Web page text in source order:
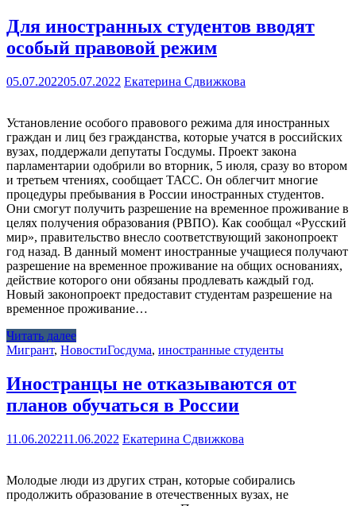
Для иностранных студентов вводят
особый правовой режим
05.07.202205.07.2022 Екатерина Сдвижкова
Установление особого правового режима для иностранных
граждан и лиц без гражданства, которые учатся в российских
вузах, поддержали депутаты Госдумы. Проект закона
парламентарии одобрили во вторник, 5 июля, сразу во втором
и третьем чтениях, сообщает ТАСС. Он облегчит многие
процедуры пребывания в России иностранных студентов.
Они смогут получить разрешение на временное проживание в
целях получения образования (РВПО). Как сообщал «Русский
мир», правительство внесло соответствующий законопроект
год назад. В данный момент иностранные учащиеся получают
разрешение на временное проживание на общих основаниях,
действие которого они обязаны продлевать каждый год.
Новый законопроект предоставит студентам разрешение на
временное проживание…
Читать далее
Мигрант, НовостиГосдума, иностранные студенты
Иностранцы не отказываются от
планов обучаться в России
11.06.202211.06.2022 Екатерина Сдвижкова
Молодые люди из других стран, которые собирались
продолжить образование в отечественных вузах, не